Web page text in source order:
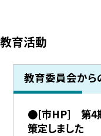
教育活動
教育委員会から
●[市HP] 第4期
策定しました